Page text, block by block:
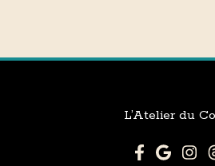
L’Atelier du